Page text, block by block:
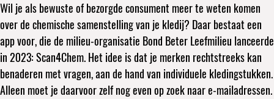
Wil je als bewuste of bezorgde consument meer te weten komen
over de chemische samenstelling van je kledij? Daar bestaat een
app voor, die de milieu-organisatie Bond Beter Leefmilieu lanceerde
in 2023: Scan4Chem. Het idee is dat je merken rechtstreeks kan
benaderen met vragen, aan de hand van individuele kledingstukken.
Alleen moet je daarvoor zelf nog even op zoek naar e-mailadressen.